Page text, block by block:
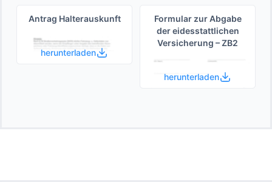
Antrag Halterauskunft
herunterladen
Formular zur Abgabe
der eides­stattlichen
Versicherung – ZB2
herunterladen